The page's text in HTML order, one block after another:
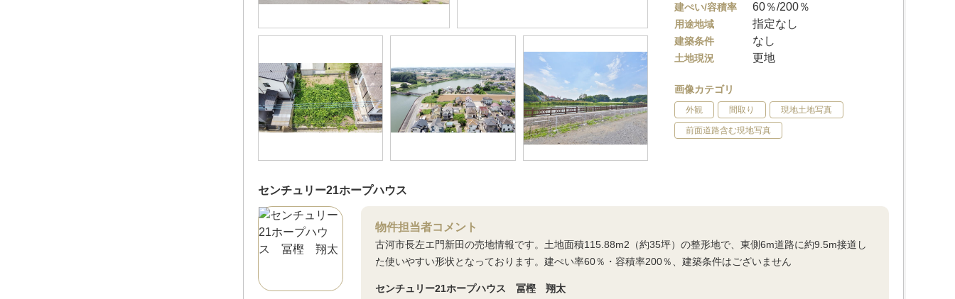
建ぺい/容積率 60％/200％
用途地域 指定なし
建築条件 なし
土地現況 更地
画像カテゴリ
外観 間取り 現地土地写真
前面道路含む現地写真
センチュリー21ホープハウス
物件担当者コメント
古河市長左エ門新田の売地情報です。土地面積115.88m2（約35坪）の整形地で、東側6m道路に約9.5m接道し
た使いやすい形状となっております。建ぺい率60％・容積率200％、建築条件はございません
センチュリー21ホープハウス 冨樫 翔太